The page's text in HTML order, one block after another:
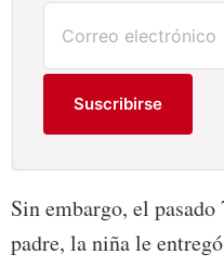
Suscribirse
Sin embargo, el
padre, la niña le